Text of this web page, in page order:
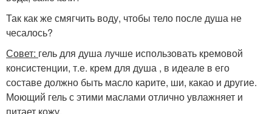
Так как же смягчить воду, чтобы тело после душа не
чесалось?
Совет: гель для душа лучше использовать кремовой
консистенции, т.е. крем для душа , в идеале в его
составе должно быть масло карите, ши, какао и другие.
Моющий гель с этими маслами отлично увлажняет и